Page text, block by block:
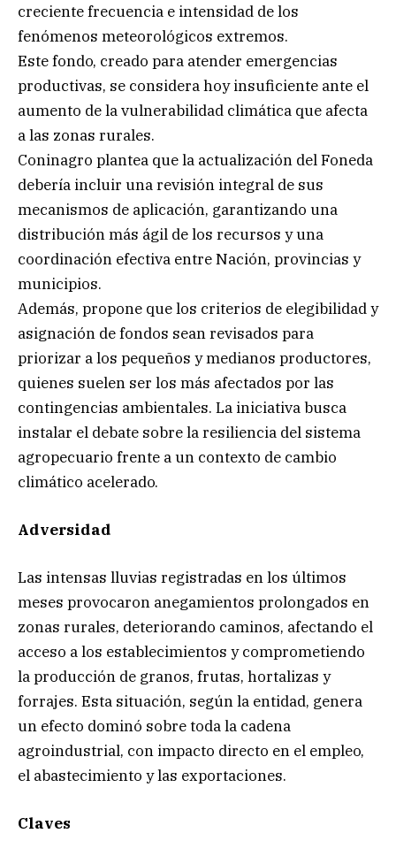
creciente frecuencia e intensidad de los
fenómenos meteorológicos extremos.
Este fondo, creado para atender emergencias
productivas, se considera hoy insuficiente ante el
aumento de la vulnerabilidad climática que afecta
a las zonas rurales.
Coninagro plantea que la actualización del Foneda
debería incluir una revisión integral de sus
mecanismos de aplicación, garantizando una
distribución más ágil de los recursos y una
coordinación efectiva entre Nación, provincias y
municipios.
Además, propone que los criterios de elegibilidad y
asignación de fondos sean revisados para
priorizar a los pequeños y medianos productores,
quienes suelen ser los más afectados por las
contingencias ambientales. La iniciativa busca
instalar el debate sobre la resiliencia del sistema
agropecuario frente a un contexto de cambio
climático acelerado.
Adversidad
Las intensas lluvias registradas en los últimos
meses provocaron anegamientos prolongados en
zonas rurales, deteriorando caminos, afectando el
acceso a los establecimientos y comprometiendo
la producción de granos, frutas, hortalizas y
forrajes. Esta situación, según la entidad, genera
un efecto dominó sobre toda la cadena
agroindustrial, con impacto directo en el empleo,
el abastecimiento y las exportaciones.
Claves